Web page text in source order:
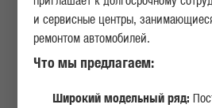
БЕЗОПАСНОСТЬ
КОМФОРТ
и сервисные центры,
ремонтом автомобилей.
Что мы предлагаем:
Широкий модельный ряд: